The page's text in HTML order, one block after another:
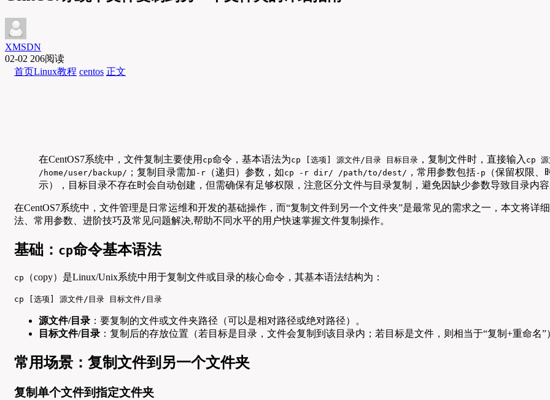
XMSDN
02-02 206阅读
首页Linux教程 centos 正文
在CentOS7系统中，文件复制主要使用 cp命令，基本语法为cp [选项] 源文件/目录 目标目录 ，复制文件时，直接输入 cp 源
/home/user/backup/ ；复制目录需加 -r （递归）参数，如cp -r dir/ /path/to/dest/ ，常用参数包括-p
（保留权限
示），目标目录不存在时会自动创建，但需确保有足够权限，注意区分文件与目录复制，避免因缺少参数导致目录内
在CentOS7系统中，文件管理是日常运维和开发的基础操作，而“复制文件到另一个文件夹”是最常见的需求之一，本文将详
法、常用参数、进阶技巧及常见问题解决,帮助不同水平的用户快速掌握文件复制操作。
基础： cp命令基本语法
cp （copy）是Linux/Unix系统中用于复制文件或目录的核心命令，其基本语法结构为：
cp [选项] 源文件/目录 目标文件/目录
源文件/目录 ：要复制的文件或文件夹路径（可以是相对路径或绝对路径）。
目标文件/目录 ：复制后的存放位置（若目标是目录，文件会复制到该目录内；若目标是文件，则相当于“复制+重命名”
常用场景：复制文件到另一个文件夹
复制单个文件到指定文件夹